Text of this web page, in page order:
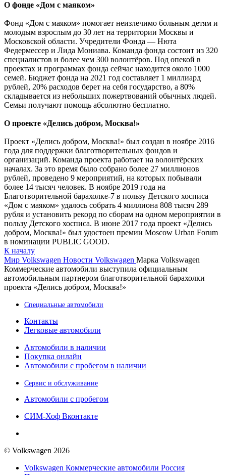
О фонде «Дом с маяком»
Фонд «Дом с маяком» помогает неизлечимо больным детям и
молодым взрослым до 30 лет на территории Москвы и
Московской области. Учредители Фонда — Нюта
Федермессер и Лида Мониава. Команда фонда состоит из 320
специалистов и более чем 300 волонтёров. Под опекой в
проектах и программах фонда сейчас находится около 1000
семей. Бюджет фонда на 2021 год составляет 1 миллиард
рублей, 20% расходов берет на себя государство, а 80%
складывается из небольших пожертвований обычных людей.
Семьи получают помощь абсолютно бесплатно.
О проекте «Делись добром, Москва!»
Проект «Делись добром, Москва!» был создан в ноябре 2016
года для поддержки благотворительных фондов и
организаций. Команда проекта работает на волонтёрских
началах. За это время было собрано более 27 миллионов
рублей, проведено 9 мероприятий, на которых побывали
более 14 тысяч человек. В ноябре 2019 года на
Благотворительной барахолке-7 в пользу Детского хосписа
«Дом с маяком» удалось собрать 4 миллиона 808 тысяч 289
рубля и установить рекорд по сборам на одном мероприятии в
пользу Детского хосписа. В июне 2017 года проект «Делись
добром, Москва!» был удостоен премии Moscow Urban Forum
в номинации PUBLIC GOOD.
К началу
Мир Volkswagen Новости Volkswagen Марка Volkswagen
Коммерческие автомобили выступила официальным
автомобильным партнером благотворительной барахолки
проекта «Делись добром, Москва!»
Специальные автомобили
Контакты
Легковые автомобили
Автомобили в наличии
Покупка онлайн
Автомобили с пробегом в наличии
Сервис и обслуживание
Автомобили с пробегом
СИМ-Хоф Вконтакте
© Volkswagen 2026
Volkswagen Коммерческие автомобили Россия